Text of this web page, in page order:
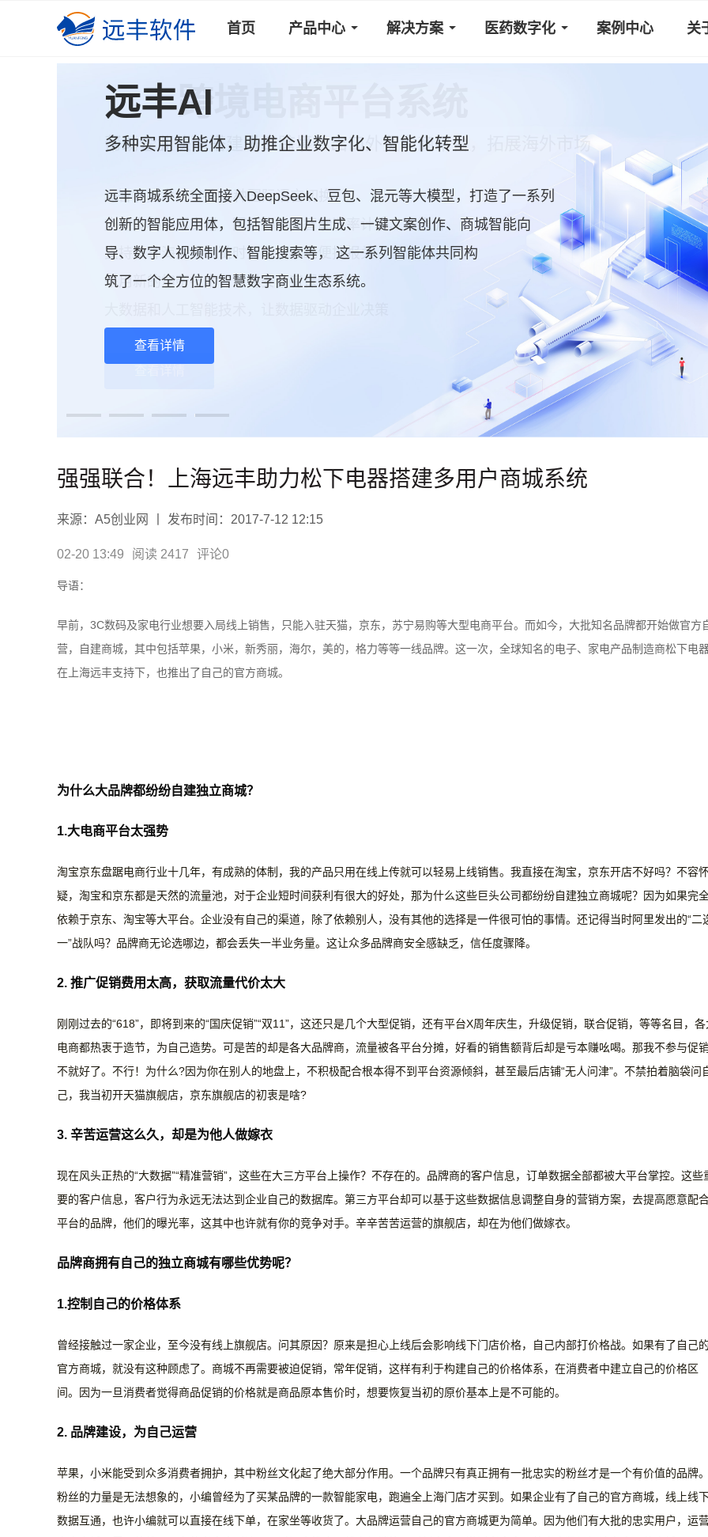
首页 产品中心 解决方案 医药数字化 案例中心 关
远丰商城系统全面接入DeepSeek、豆包、混元等大模型，打造了一系列
创新的智能应用体，包括智能图片生成、一键文案创作、商城智能向
导、数字人视频制作、智能搜索等， 这一系列智能体共同构
筑了一个全方位的智慧数字商业生态系统。
查看详情
远丰跨境电商平台系统
帮助企业快速搭建进口跨境、出口外贸电商平台，拓展海外市场
AI智能技术，支持52种国际语言切换
支持多种货币交易、国际物流、智能汇率计算、询报价
支持多种海关接口随时打通，实现便捷报关
采用新的加密技术，交易安全有保障
强强联合！上海远丰助力松下电器搭建多用户商城系统
来源：A5创业网 丨 发布时间：2017-7-12 12:15
02-20 13:49 阅读 2417 评论0
导语：
早前， 3C数码及家电行业想要入局线上销售，只能入驻天猫，京东，苏宁易购等大型电商平台。而如今，大批知名品牌都开始做官方
营，自建商城，其中包括苹果，小米，新秀丽，海尔，美的，格力等等一线品牌。这一次，全球知名的电子、家电产品制造商松下电
在上海远丰支持下，也推出了自己的官方商城。
为什么大品牌都纷纷自建独立商城？
1.大电商平台太强势
淘宝京东盘踞电商行业十几年，有成熟的体制，我的产品只用在线上传就可以轻易上线销售。我直接在淘宝，京东开店不好吗？不容
疑，淘宝和京东都是天然的流量池，对于企业短时间获利有很大的好处，那为什么这些巨头公司都纷纷自建独立商城呢？因为如果完
依赖于京东、淘宝等大平台。企业没有自己的渠道，除了依赖别人，没有其他的选择是一件很可怕的事情。还记得当时阿里发出的“二
一”战队吗？品牌商无论选哪边，都会丢失一半业务量。这让众多品牌商安全感缺乏，信任度骤降。
2. 推广促销费用太高，获取流量代价太大
刚刚过去的“618”，即将到来的“国庆促销”“双11”，这还只是几个大型促销，还有平台X周年庆生，升级促销，联合促销，等等名目，各
电商都热衷于造节，为自己造势。可是苦的却是各大品牌商，流量被各平台分摊，好看的销售额背后却是亏本赚吆喝。那我不参与促
不就好了。不行！为什么?因为你在别人的地盘上，不积极配合根本得不到平台资源倾斜，甚至最后店铺“无人问津”。不禁拍着脑袋问
己，我当初开天猫旗舰店，京东旗舰店的初衷是啥?
3. 辛苦运营这么久，却是为他人做嫁衣
现在风头正热的“大数据”“精准营销”，这些在大三方平台上操作？不存在的。品牌商的客户信息，订单数据全部都被大平台掌控。这些
要的客户信息，客户行为永远无法达到企业自己的数据库。第三方平台却可以基于这些数据信息调整自身的营销方案，去提高愿意配
平台的品牌，他们的曝光率，这其中也许就有你的竞争对手。辛辛苦苦运营的旗舰店，却在为他们做嫁衣。
品牌商拥有自己的独立商城有哪些优势呢？
1.控制自己的价格体系
曾经接触过一家企业，至今没有线上旗舰店。问其原因？原来是担心上线后会影响线下门店价格，自己内部打价格战。如果有了自己
官方商城，就没有这种顾虑了。商城不再需要被迫促销，常年促销，这样有利于构建自己的价格体系，在消费者中建立自己的价格区
间。因为一旦消费者觉得商品促销的价格就是商品原本售价时，想要恢复当初的原价基本上是不可能的。
2. 品牌建设，为自己运营
苹果，小米能受到众多消费者拥护，其中粉丝文化起了绝大部分作用。一个品牌只有真正拥有一批忠实的粉丝才是一个有价值的品牌
粉丝的力量是无法想象的，小编曾经为了买某品牌的一款智能家电，跑遍全上海门店才买到。如果企业有了自己的官方商城，线上线
数据互通，也许小编就可以直接在线下单，在家坐等收货了。大品牌运营自己的官方商城更为简单。因为他们有大批的忠实用户，运